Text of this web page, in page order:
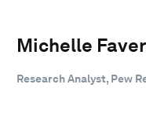
Michelle
Research Analyst, Pew